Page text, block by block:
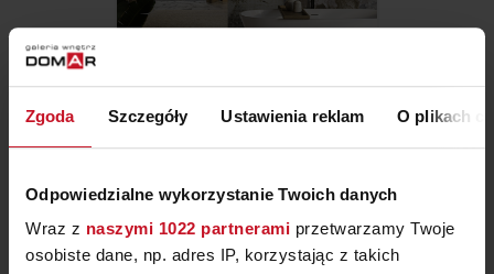
Zgoda Szczegóły Ustawienia reklam O plikach
Odpowiedzialne wykorzystanie Twoich danych
Wraz z naszymi 1022 partnerami przetwarzamy Twoje
osobiste dane, np. adres IP, korzystając z takich
TAPETA RUMANDU